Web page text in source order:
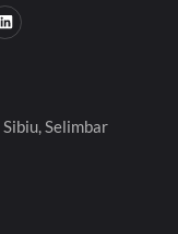
L
i
n
n
Selimbar